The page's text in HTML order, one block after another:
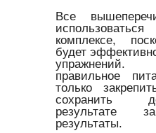
Все
комплексе,
будет
упражнений.
правильное
только
сохранить
результате
результаты.